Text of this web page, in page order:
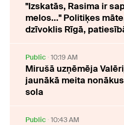
"Izskatās, Rasima ir
melos..." Politiķes
dzīvoklis Rīgā,
Public 10:19 AM
Mirušā uzņēmēja
jaunākā meita
sola
Public 10:43 AM